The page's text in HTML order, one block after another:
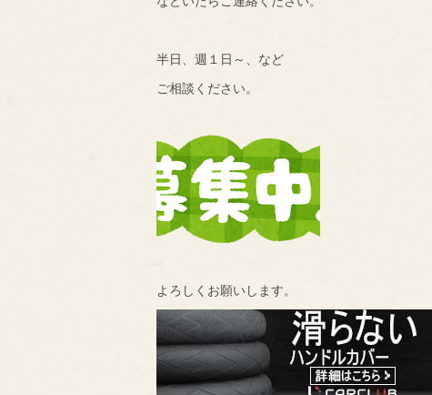
半日、週１日～、など
ご相談ください。
よろしくお願いします。